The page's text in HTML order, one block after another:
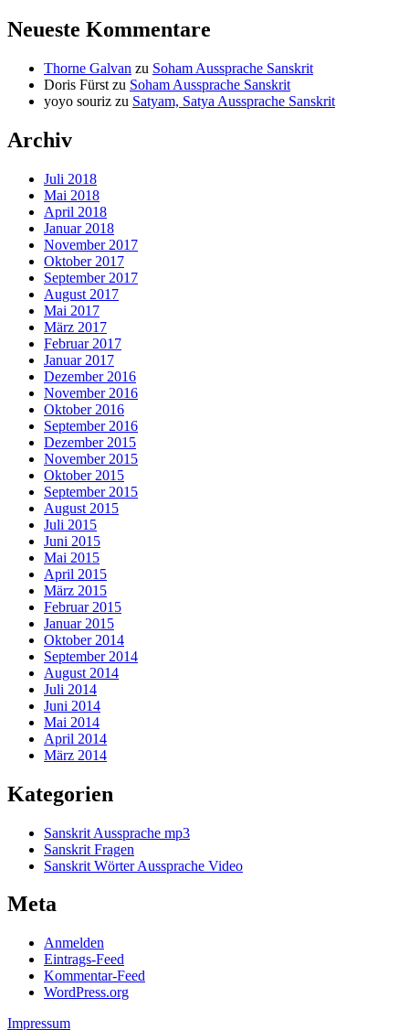
Neueste Kommentare
Thorne Galvan zu Soham Aussprache Sanskrit
Doris Fürst zu Soham Aussprache Sanskrit
yoyo souriz zu Satyam, Satya Aussprache Sanskrit
Archiv
Juli 2018
Mai 2018
April 2018
Januar 2018
November 2017
Oktober 2017
September 2017
August 2017
Mai 2017
März 2017
Februar 2017
Januar 2017
Dezember 2016
November 2016
Oktober 2016
September 2016
Dezember 2015
November 2015
Oktober 2015
September 2015
August 2015
Juli 2015
Juni 2015
Mai 2015
April 2015
März 2015
Februar 2015
Januar 2015
Oktober 2014
September 2014
August 2014
Juli 2014
Juni 2014
Mai 2014
April 2014
März 2014
Kategorien
Sanskrit Aussprache mp3
Sanskrit Fragen
Sanskrit Wörter Aussprache Video
Meta
Anmelden
Eintrags-Feed
Kommentar-Feed
WordPress.org
Impressum